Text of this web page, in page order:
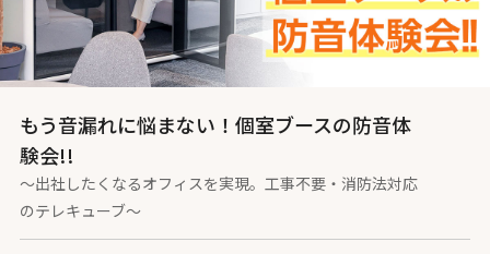
もう音漏れに悩まない！個室ブースの防音体
験会!!
～出社したくなるオフィスを実現。工事不要・消防法対応
のテレキューブ～